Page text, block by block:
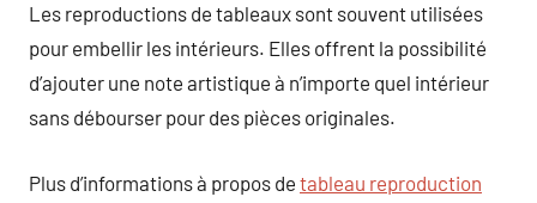
Les reproductions de tableaux sont souvent utilisées
pour embellir les intérieurs. Elles offrent la possibilité
d’ajouter une note artistique à n’importe quel intérieur
sans débourser pour des pièces originales.
Plus d’informations à propos de tableau reproduction